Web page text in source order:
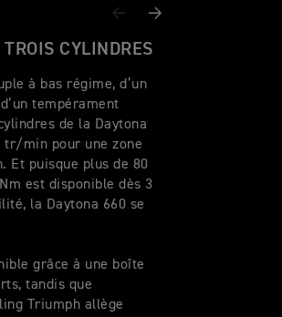
Previous
Next
CYLINDRES
à bas régime, d’un
tempérament
de la Daytona
tr/min pour une zone
Et puisque plus de 80
est disponible dès 3
la Daytona 660 se
grâce à une boîte
tandis que
Triumph allège